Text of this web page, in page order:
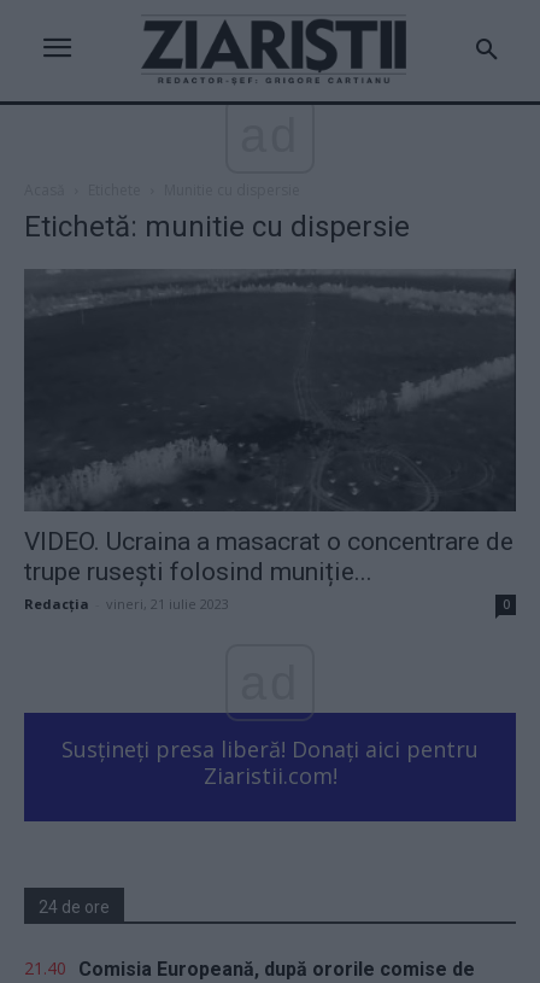
Etichetă: munitie cu dispersie
VIDEO. Ucraina a masacrat o concentrare de
trupe rusești folosind muniție...
Redacţia vineri, 21 iulie 2023 0
Susțineți presa liberă! Donați aici pentru
Ziaristii.com!
24 de ore
21.40
Comisia Europeană, după ororile comise de